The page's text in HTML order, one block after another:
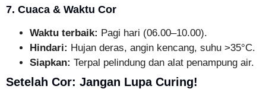
7. Cuaca & Waktu Cor
Waktu terbaik: Pagi hari (06.00–10.00).
Hindari: Hujan deras, angin kencang, suhu >35°C.
Siapkan: Terpal pelindung dan alat penampung air.
Setelah Cor: Jangan Lupa Curing!